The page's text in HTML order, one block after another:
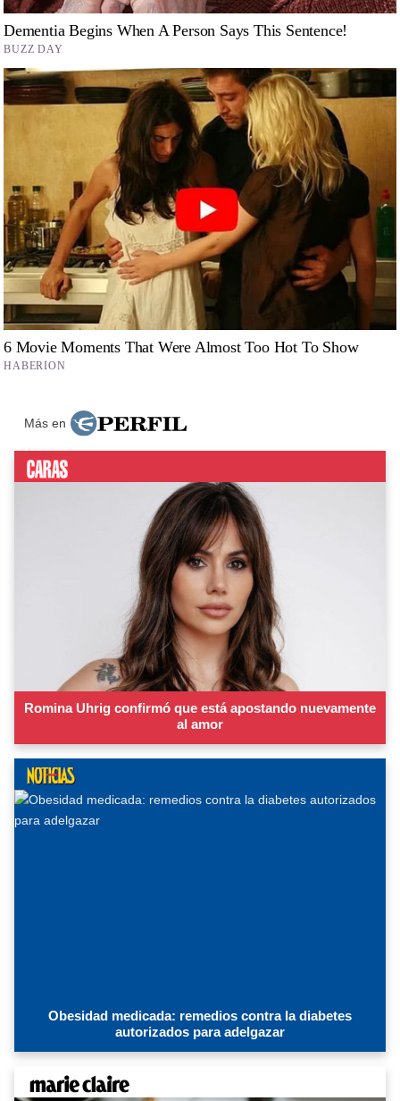
Más en
Romina Uhrig confirmó que está apostando nuevamente
al amor
Obesidad medicada: remedios contra la diabetes
autorizados para adelgazar